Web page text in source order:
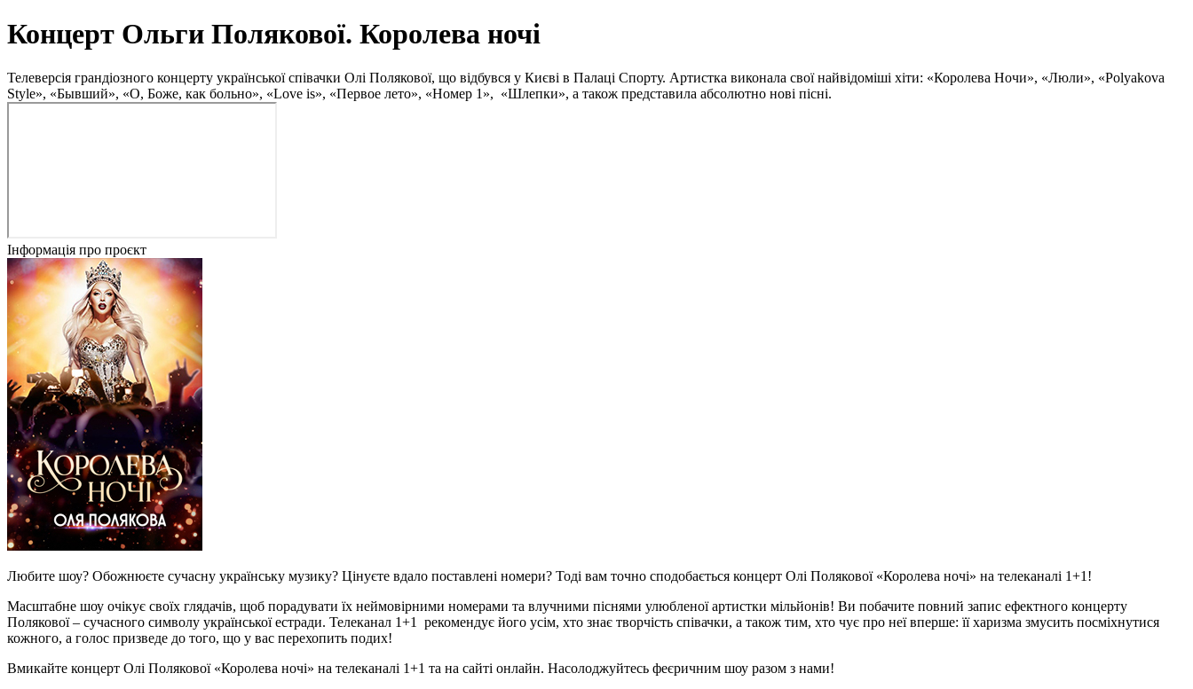
Концерт Ольги Полякової. Королева ночі
Телеверсія грандіозного концерту української співачки Олі Полякової, що відбувся у Києві в Палаці Спорту. Артистка виконала свої найвідоміші хіти: «Королева Ночи», «Люли», «Polyakova
Style», «Бывший», «О, Боже, как больно», «Love is», «Первое лето», «Номер 1», «Шлепки», а також представила абсолютно нові пісні.
Інформація про проєкт
Любите шоу? Обожнюєте сучасну українську музику? Цінуєте вдало поставлені номери? Тоді вам точно сподобається концерт Олі Полякової «Королева ночі» на телеканалі 1+1!
Масштабне шоу очікує своїх глядачів, щоб порадувати їх неймовірними номерами та влучними піснями улюбленої артистки мільйонів! Ви побачите повний запис ефектного концерту
Полякової – сучасного символу української естради. Телеканал 1+1 рекомендує його усім, хто знає творчість співачки, а також тим, хто чує про неї вперше: її харизма змусить посміхнутися
кожного, а голос призведе до того, що у вас перехопить подих!
Вмикайте концерт Олі Полякової «Королева ночі» на телеканалі 1+1 та на сайті онлайн. Насолоджуйтесь феєричним шоу разом з нами!